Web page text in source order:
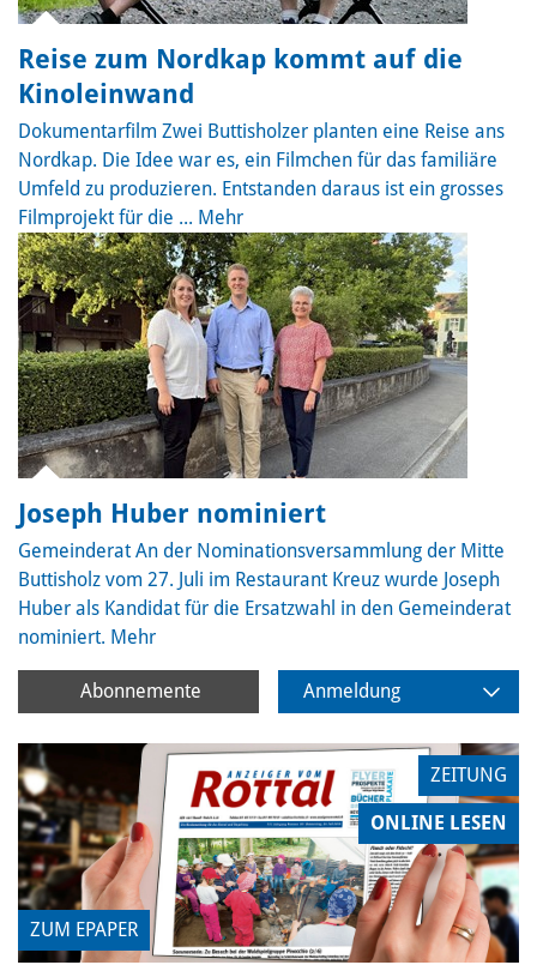
Reise zum Nordkap kommt auf die
Kinoleinwand
Dokumentarfilm Zwei Buttisholzer planten eine Reise ans
Nordkap. Die Idee war es, ein Filmchen für das familiäre
Umfeld zu produzieren. Entstanden daraus ist ein grosses
Filmprojekt für die ... Mehr
Joseph Huber nominiert
GemeinderatAn der Nominationsversammlung der Mitte
Buttisholz vom 27. Juli im Restaurant Kreuz wurde Joseph
Huber als Kandidat für die Ersatzwahl in den Gemeinderat
nominiert. Mehr
Abonnemente Anmeldung
ZUM EPAPER
ZEITUNG
ONLINE LESEN